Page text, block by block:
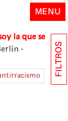
MENU
la que se
-
FILTROS